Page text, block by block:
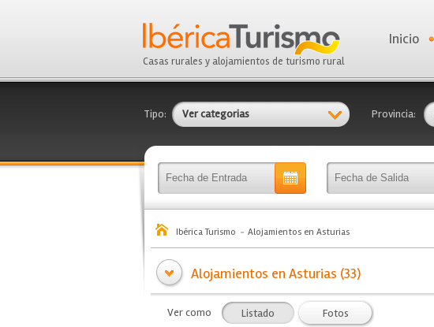
Casas rurales y alojamientos de turismo rural
Inicio
Tipo: Ver categorias Provincia:
Ibérica Turismo Alojamientos en Asturias
Alojamientos en Asturias (33)
Ver como Listado Fotos